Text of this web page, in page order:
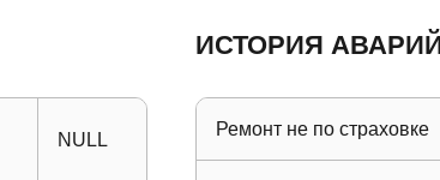
NULL
ИСТОРИЯ
Ремонт не по страховке